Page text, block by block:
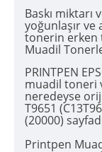
Baskı miktarı
yoğunlaşır
tonerin erken
Muadil
PRINTPEN
muadil toneri
neredeyse
T9651
(20000)
Printpen